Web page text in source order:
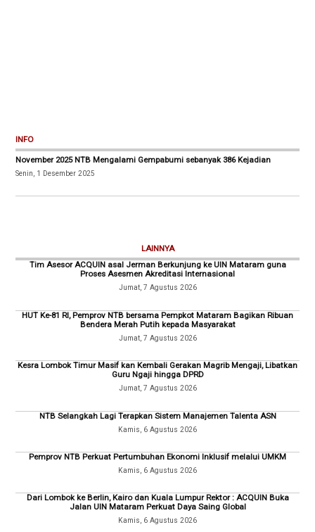
INFO
November 2025 NTB Mengalami Gempabumi sebanyak 386 Kejadian
Senin, 1 Desember 2025
LAINNYA
Tim Asesor ACQUIN asal Jerman Berkunjung ke UIN Mataram guna
Proses Asesmen Akreditasi Internasional
Jumat, 7 Agustus 2026
HUT Ke-81 RI, Pemprov NTB bersama Pempkot Mataram Bagikan Ribuan
Bendera Merah Putih kepada Masyarakat
Jumat, 7 Agustus 2026
Kesra Lombok Timur Masif kan Kembali Gerakan Magrib Mengaji, Libatkan
Guru Ngaji hingga DPRD
Jumat, 7 Agustus 2026
NTB Selangkah Lagi Terapkan Sistem Manajemen Talenta ASN
Kamis, 6 Agustus 2026
Pemprov NTB Perkuat Pertumbuhan Ekonomi Inklusif melalui UMKM
Kamis, 6 Agustus 2026
Dari Lombok ke Berlin, Kairo dan Kuala Lumpur Rektor : ACQUIN Buka
Jalan UIN Mataram Perkuat Daya Saing Global
Kamis, 6 Agustus 2026